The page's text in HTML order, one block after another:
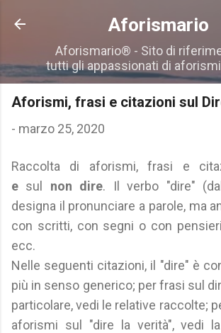
Passa ai contenuti
Aforismario
Aforismario® - Sito di
tutti gli appassionati di
Aforismi, frasi e citazioni sul
- marzo 25, 2020
Raccolta di aforismi, frasi e
e sul non dire. Il verbo "dire"
designa il pronunciare a parole, ma
con scritti, con segni o con
ecc.
Nelle seguenti citazioni, il "dire" è
più in senso generico; per frasi sul
particolare, vedi le relative raccolte;
aforismi sul "dire la verità", vedi